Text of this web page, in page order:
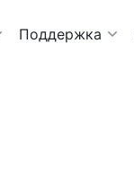
Поддержка